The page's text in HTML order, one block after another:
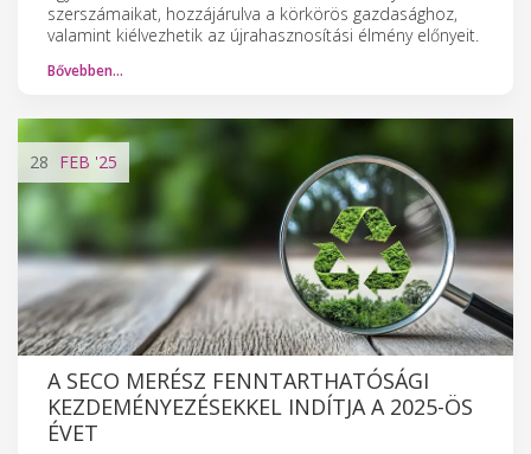
szerszámaikat, hozzájárulva a körkörös gazdasághoz,
valamint kiélvezhetik az újrahasznosítási élmény előnyeit.
Bővebben…
28 FEB '25
A SECO MERÉSZ FENNTARTHATÓSÁGI
KEZDEMÉNYEZÉSEKKEL INDÍTJA A 2025-ÖS
ÉVET